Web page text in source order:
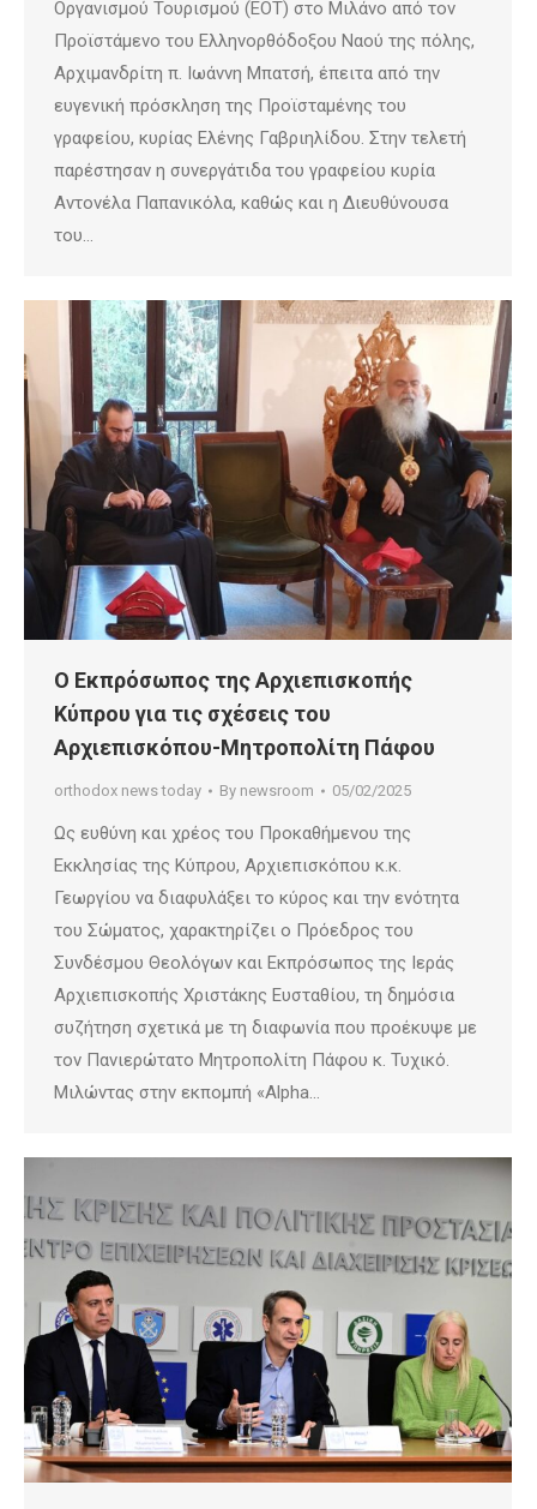
Οργανισμού Τουρισμού (ΕΟΤ) στο Μιλάνο από τον
Προϊστάμενο του Ελληνορθόδοξου Ναού της πόλης,
Αρχιμανδρίτη π. Ιωάννη Μπατσή, έπειτα από την
ευγενική πρόσκληση της Προϊσταμένης του
γραφείου, κυρίας Ελένης Γαβριηλίδου. Στην τελετή
παρέστησαν η συνεργάτιδα του γραφείου κυρία
Αντονέλα Παπανικόλα, καθώς και η Διευθύνουσα
του…
Ο Εκπρόσωπος της Αρχιεπισκοπής
Κύπρου για τις σχέσεις του
Αρχιεπισκόπου-Μητροπολίτη Πάφου
orthodox news today By newsroom 05/02/2025
Ως ευθύνη και χρέος του Προκαθήμενου της
Εκκλησίας της Κύπρου, Αρχιεπισκόπου κ.κ.
Γεωργίου να διαφυλάξει το κύρος και την ενότητα
του Σώματος, χαρακτηρίζει ο Πρόεδρος του
Συνδέσμου Θεολόγων και Εκπρόσωπος της Ιεράς
Αρχιεπισκοπής Χριστάκης Ευσταθίου, τη δημόσια
συζήτηση σχετικά με τη διαφωνία που προέκυψε με
τον Πανιερώτατο Μητροπολίτη Πάφου κ. Τυχικό.
Μιλώντας στην εκπομπή «Alpha…